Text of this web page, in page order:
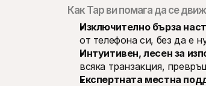
Как Tap ви помага да се
Изключително бърза
от телефона си, без да е
Интуитивен, лесен за
всяка транзакция,
Експертната местна